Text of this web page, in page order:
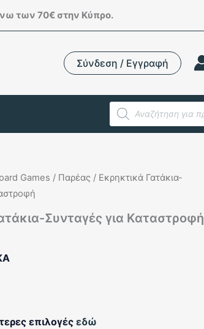
των 70€ στην Κύπρο.
Σύνδεση / Εγγραφή
Products
search
Games / Παρέας / Εκρηκτικά Γατάκια-
Συνταγές για Καταστροφή
επιλογές εδώ